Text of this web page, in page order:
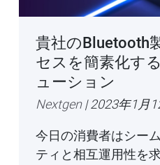
貴社のBluetooth
セスを簡素化す
ューション
Nextgen| 2023年1月
今日の消費者はシー
ティと相互運用性を